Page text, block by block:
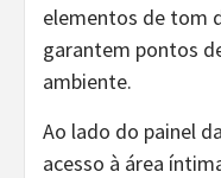
elementos de tom
garantem pontos
ambiente.
Ao lado do painel
acesso à área